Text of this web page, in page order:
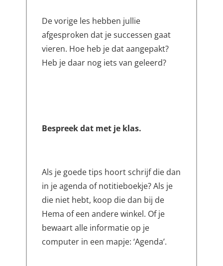
De vorige les hebben jullie
afgesproken dat je successen gaat
vieren. Hoe heb je dat aangepakt?
Heb je daar nog iets van geleerd?
Bespreek dat met je klas.
Als je goede tips hoort schrijf die dan
in je agenda of notitieboekje? Als je
die niet hebt, koop die dan bij de
Hema of een andere winkel. Of je
bewaart alle informatie op je
computer in een mapje: ‘Agenda’.